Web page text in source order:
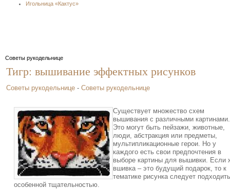
Игольница «Кактус»
Советы рукодельнице
Тигр: вышивание эффектных рисунков
Советы рукодельнице - Советы рукодельнице
Существует множество схем
вышивания с различными картинами.
Это могут быть пейзажи, животные,
люди, абстракция или предметы,
мультипликационные герои. Но у
каждого есть свои предпочтения в
выборе картины для вышивки. Если
вшивка – это будущий подарок, то к
тематике рисунка следует
особенной тщательностью.